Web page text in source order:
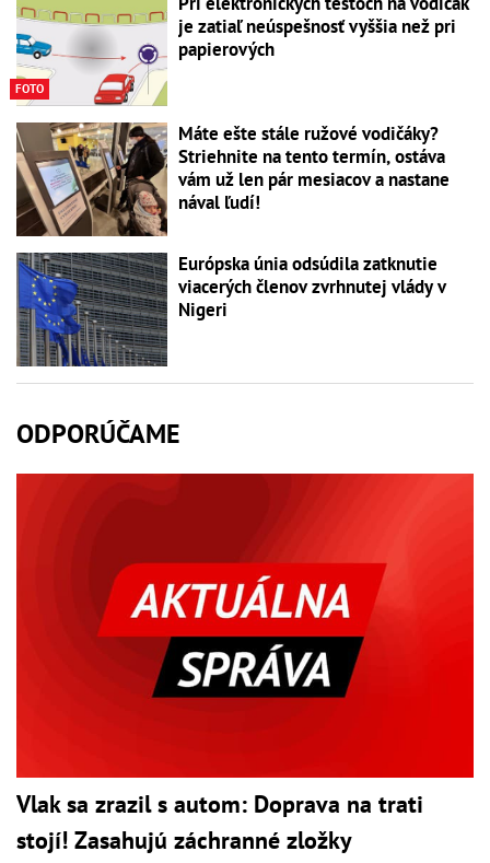
FOTO
je zatiaľ neúspešnosť vyššia než pri
papierových
Máte ešte stále ružové vodičáky?
Striehnite na tento termín, ostáva
vám už len pár mesiacov a nastane
nával ľudí!
Európska únia odsúdila zatknutie
viacerých členov zvrhnutej vlády v
Nigeri
ODPORÚČAME
Vlak sa zrazil s autom: Doprava na trati
stojí! Zasahujú záchranné zložky